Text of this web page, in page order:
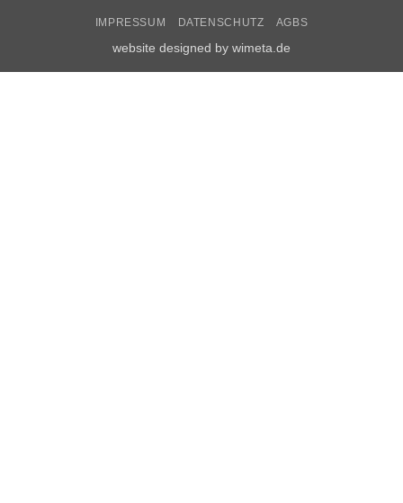
IMPRESSUM DATENSCHUTZ AGBS
website designed by wimeta.de